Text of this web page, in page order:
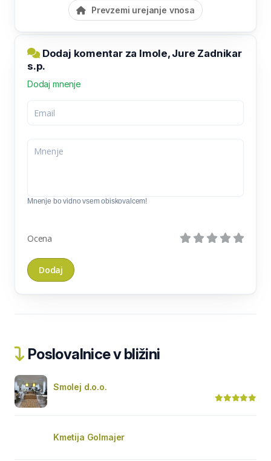
Prevzemi urejanje vnosa
Dodaj komentar za Imole, Jure Zadnikar
s.p.
Dodaj mnenje
Mnenje bo vidno vsem obiskovalcem!
Ocena
Poslovalnice v bližini
Smolej d.o.o.
Kmetija Golmajer